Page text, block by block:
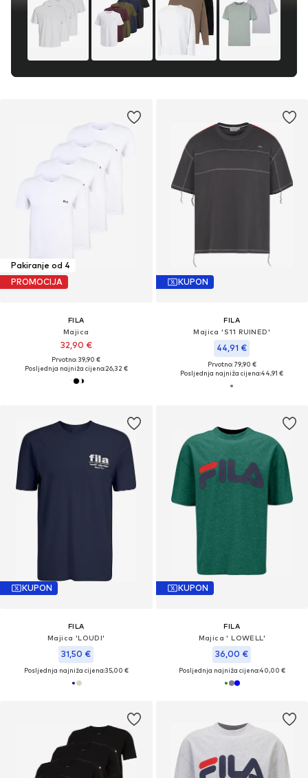
Pakiranje od 4
PROMOCIJA
FILA
Majica
32,90 €
Prvotno: 39,90 €
Posljednja najniža cijena:26,32 €
KUPON
FILA
Majica 'S11 RUINED'
44,91 €
Prvotno: 79,90 €
Posljednja najniža cijena:44,91 €
KUPON
FILA
Majica 'LOUDI'
31,50 €
Posljednja najniža cijena:35,00 €
KUPON
FILA
Majica ' LOWELL'
36,00 €
Posljednja najniža cijena:40,00 €